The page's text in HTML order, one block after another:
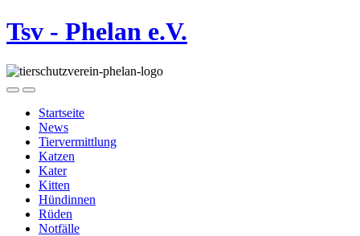
Tsv - Phelan e.V.
Startseite
News
Tiervermittlung
Katzen
Kater
Kitten
Hündinnen
Rüden
Notfälle